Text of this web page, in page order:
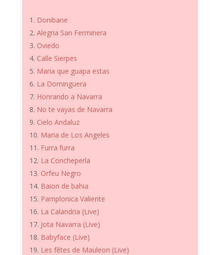
Donibane
Alegria San Ferminera
Oviedo
Calle Sierpes
Maria que guapa estas
La Dominguera
Honrando a Navarra
No te vayas de Navarra
Cielo Andaluz
Maria de Los Angeles
Furra furra
La Concheperla
Orfeu Negro
Baion de bahia
Pamplonica Valiente
La Calandria (Live)
Jota Navarra (Live)
Babyface (Live)
Les fêtes de Mauleon (Live)